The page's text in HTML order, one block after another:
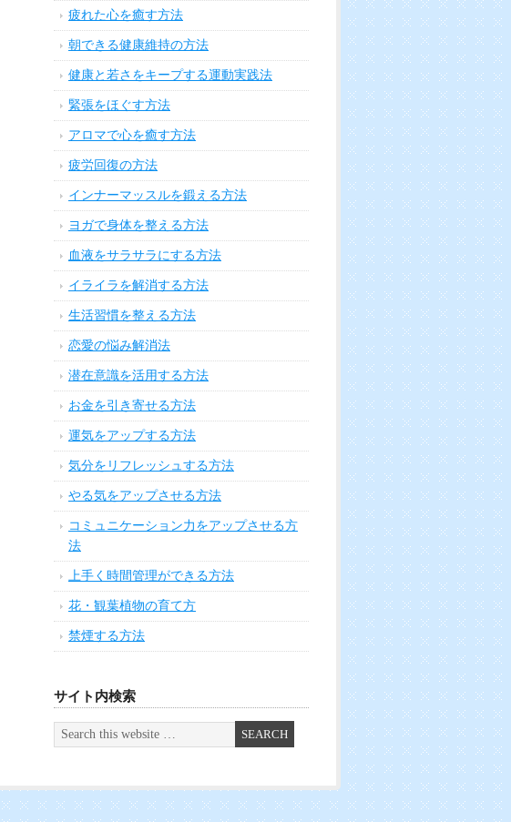
疲れた心を癒す方法
朝できる健康維持の方法
健康と若さをキープする運動実践法
緊張をほぐす方法
アロマで心を癒す方法
疲労回復の方法
インナーマッスルを鍛える方法
ヨガで身体を整える方法
血液をサラサラにする方法
イライラを解消する方法
生活習慣を整える方法
恋愛の悩み解消法
潜在意識を活用する方法
お金を引き寄せる方法
運気をアップする方法
気分をリフレッシュする方法
やる気をアップさせる方法
コミュニケーション力をアップさせる方
法
上手く時間管理ができる方法
花・観葉植物の育て方
禁煙する方法
サイト内検索